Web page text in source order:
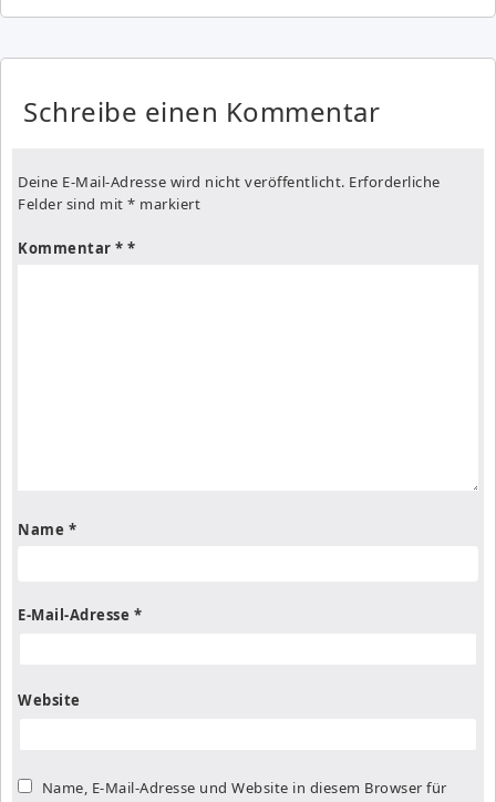
Schreibe einen Kommentar
Deine E-Mail-Adresse wird nicht veröffentlicht. Erforderliche
Felder sind mit * markiert
Kommentar *
Name *
E-Mail-Adresse *
Website
Name, E-Mail-Adresse und Website in diesem Browser für